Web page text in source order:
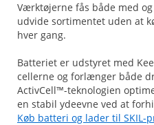
Værktøjerne fås både med
udvide sortimentet uden at
hver gang.
Batteriet er udstyret med
cellerne og forlænger både
ActivCell™-teknologien
Køb batteri og lader til SKIL-